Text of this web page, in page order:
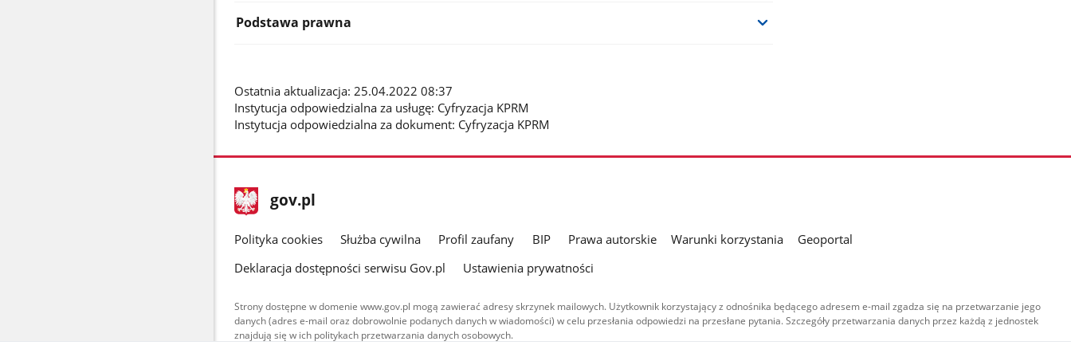
Podstawa prawna
Ostatnia aktualizacja: 25.04.2022 08:37
Instytucja odpowiedzialna za usługę: Cyfryzacja KPRM
Instytucja odpowiedzialna za dokument: Cyfryzacja KPRM
stopka
gov.pl Strona
gov.pl
gov.pl
Polityka cookies Służba cywilna Profil zaufany BIP Prawa autorskie Warunki korzystania
Geoportal
Deklaracja dostępności serwisu Gov.pl
Ustawienia prywatności
Strony dostępne w domenie www.gov.pl mogą zawierać adresy skrzynek mailowych. Użytkownik korzystający z odnośnika będącego adresem e-mail zgadza się na przetwarzanie jego
danych (adres e-mail oraz dobrowolnie podanych danych w wiadomości) w celu przesłania odpowiedzi na przesłane pytania. Szczegóły przetwarzania danych przez każdą z jednostek
znajdują się w ich politykach przetwarzania danych osobowych.